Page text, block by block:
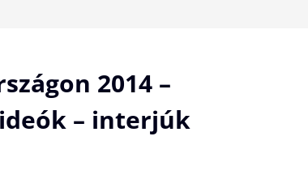
2014 –
– interjúk